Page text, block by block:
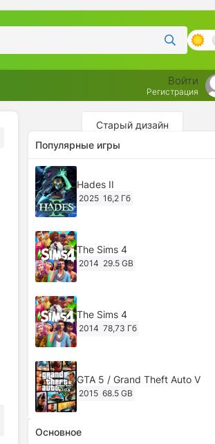
Войти
Регистрация
Старый дизайн
Популярные игры
Hades II
2025 16,2 Гб
The Sims 4
2014 29.5 GB
The Sims 4
2014 78,73 Гб
GTA 5 / Grand Theft Auto V
2015 68.5 GB
Ghost of Tsushima: Director's
Основное